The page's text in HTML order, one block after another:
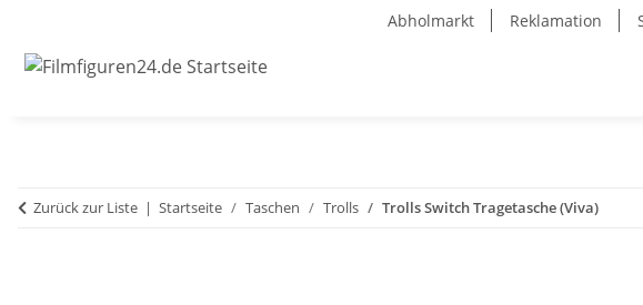
Abholmarkt Reklamation
Zurück zur Liste Startseite Taschen Trolls Trolls Switch Tragetasche (Viva)